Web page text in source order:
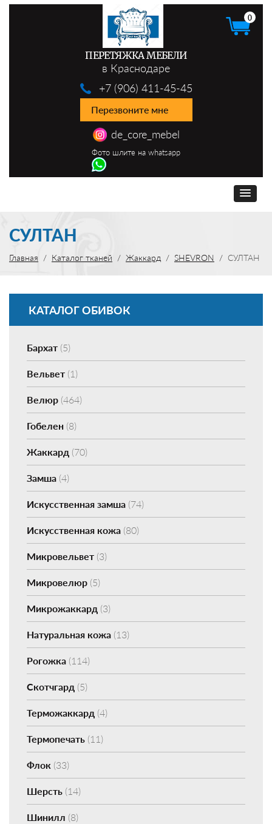
ПЕРЕТЯЖКА МЕБЕЛИ
в Краснодаре
de_core_mebel
Фото шлите на whatsapp
+7 (906) 411-45-45
Перезвоните мне
0
СУЛТАН
Главная Каталог тканей Жаккард SHEVRON СУЛТАН
КАТАЛОГ ОБИВОК
Бархат (5)
Вельвет (1)
Велюр (464)
Гобелен (8)
Жаккард (70)
Замша (4)
Искусственная замша (74)
Искусственная кожа (80)
Микровельвет (3)
Микровелюр (5)
Микрожаккард (3)
Натуральная кожа (13)
Рогожка (114)
Скотчгард (5)
Терможаккард (4)
Термопечать (11)
Флок (33)
Шерсть (14)
Шинилл (8)